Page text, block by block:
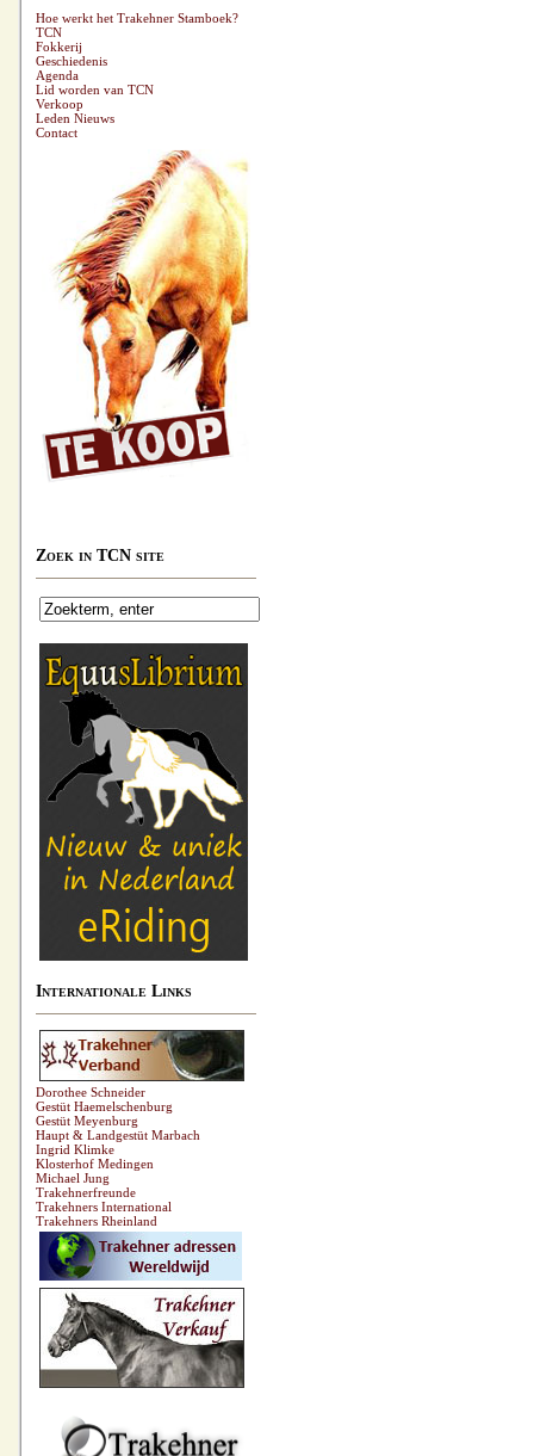
Hoe werkt het Trakehner Stamboek?
TCN
Fokkerij
Geschiedenis
Agenda
Lid worden van TCN
Verkoop
Leden Nieuws
Contact
Zoek in TCN site
Internationale Links
Dorothee Schneider
Gestüt Haemelschenburg
Gestüt Meyenburg
Haupt & Landgestüt Marbach
Ingrid Klimke
Klosterhof Medingen
Michael Jung
Trakehnerfreunde
Trakehners International
Trakehners Rheinland